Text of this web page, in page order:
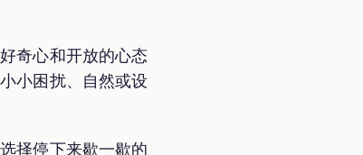
奇心和开放的心态
小困扰、自然或设
择停下来歇一歇的